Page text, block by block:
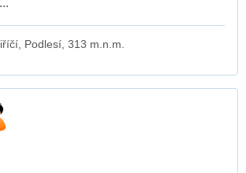
Podlesí, 313 m.n.m.